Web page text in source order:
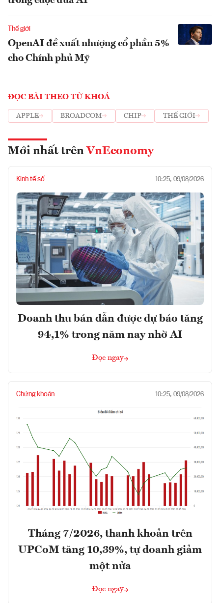
Thế giới
OpenAI đề xuất nhượng cổ phần 5%
cho Chính phủ Mỹ
ĐỌC BÀI THEO TỪ KHOÁ
APPLE BROADCOM CHIP THẾ GIỚI
Mới nhất trên VnEconomy
Kinh tế số 10:25, 09/08/2026
Doanh thu bán dẫn được dự báo tăng
94,1% trong năm nay nhờ AI
Đọc ngay
Chứng khoán 10:25, 09/08/2026
Tháng 7/2026, thanh khoản trên
UPCoM tăng 10,39%, tự doanh giảm
một nửa
Đọc ngay